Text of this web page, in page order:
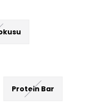
Protein Bar